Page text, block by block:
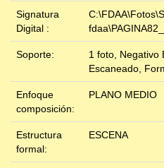
Signatura
Digital :
Soporte:
1 foto, Negativo
Escaneado,
Enfoque
composición:
PLANO MEDIO
Estructura
formal:
ESCENA